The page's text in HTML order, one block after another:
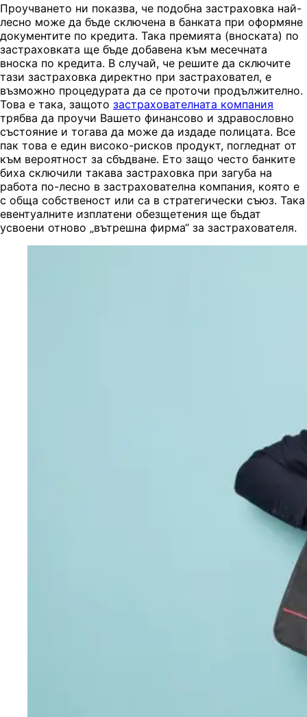
Проучването ни показва, че подобна застраховка най-
лесно може да бъде сключена в банката при оформяне
документите по кредита. Така премията (вноската) по
застраховката ще бъде добавена към месечната
вноска по кредита. В случай, че решите да сключите
тази застраховка директно при застраховател, е
възможно процедурата да се проточи продължително.
Това е така, защото застрахователната компания
трябва да проучи Вашето финансово и здравословно
състояние и тогава да може да издаде полицата. Все
пак това е един високо-рисков продукт, погледнат от
към вероятност за сбъдване. Ето защо често банките
биха сключили такава застраховка при загуба на
работа по-лесно в застрахователна компания, която е
с обща собственост или са в стратегически съюз. Така
евентуалните изплатени обезщетения ще бъдат
усвоени отново „вътрешна фирма“ за застрахователя.